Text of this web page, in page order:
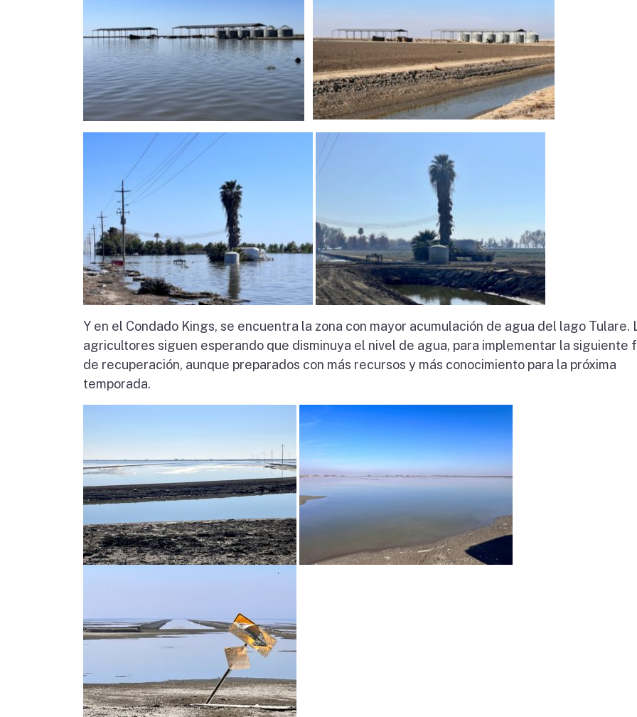
Y en el Condado Kings, se encuentra la zona con mayor acumulación de agua del lago Tulare.
agricultores siguen esperando que disminuya el nivel de agua, para implementar la siguiente
de recuperación, aunque preparados con más recursos y más conocimiento para la próxima
temporada.